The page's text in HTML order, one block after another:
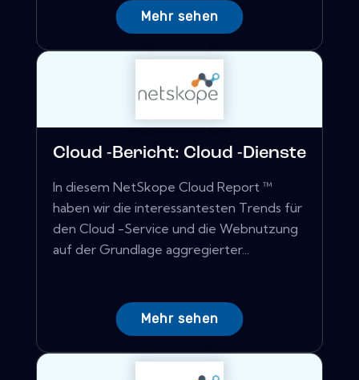
Mehr sehen
Cloud -Bericht: Cloud -Dienste
In diesem NetSkope Cloud Report ™
haben wir die interessantesten Trends für
den Cloud -Service und die Webnutzung
auf der Grundlage aggregierter...
Mehr sehen